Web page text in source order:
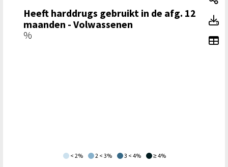
Heeft harddrugs gebruikt in de afg. 12
maanden - Volwassenen
%
< 2% 2 < 3% 3 < 4% ≥ 4%